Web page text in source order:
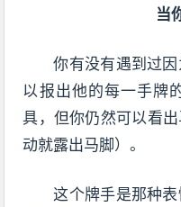
当
你有没有遇到过
以报出他的每一手牌
具，但你仍然可以看
动就露出马脚）。
这个牌手是那种